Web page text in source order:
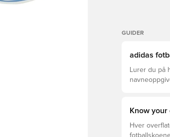
GUIDER
adidas
Lurer du på
Know
Hver